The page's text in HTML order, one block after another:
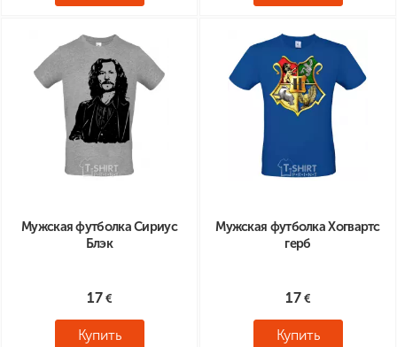
Мужская футболка Сириус
Блэк
17
Купить
Мужская футболка Хогвартс
герб
17
Купить